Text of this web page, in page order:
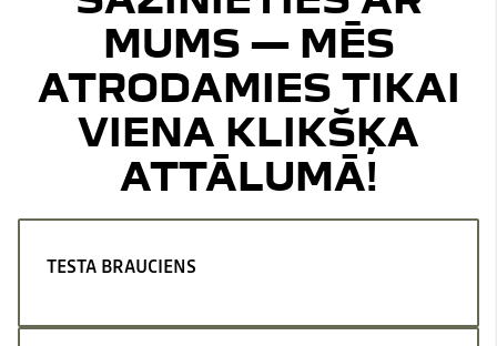
MUMS — MĒS
ATRODAMIES TIKAI
VIENA KLIKŠĶA
ATTĀLUMĀ!
TESTA BRAUCIENS